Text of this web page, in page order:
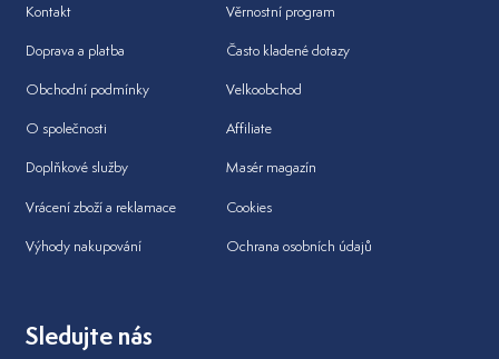
Kontakt
Doprava a platba
Obchodní podmínky
O společnosti
Doplňkové služby
Vrácení zboží a reklamace
Výhody nakupování
Věrnostní program
Často kladené dotazy
Velkoobchod
Affiliate
Masér magazín
Cookies
Ochrana osobních údajů
Sledujte nás